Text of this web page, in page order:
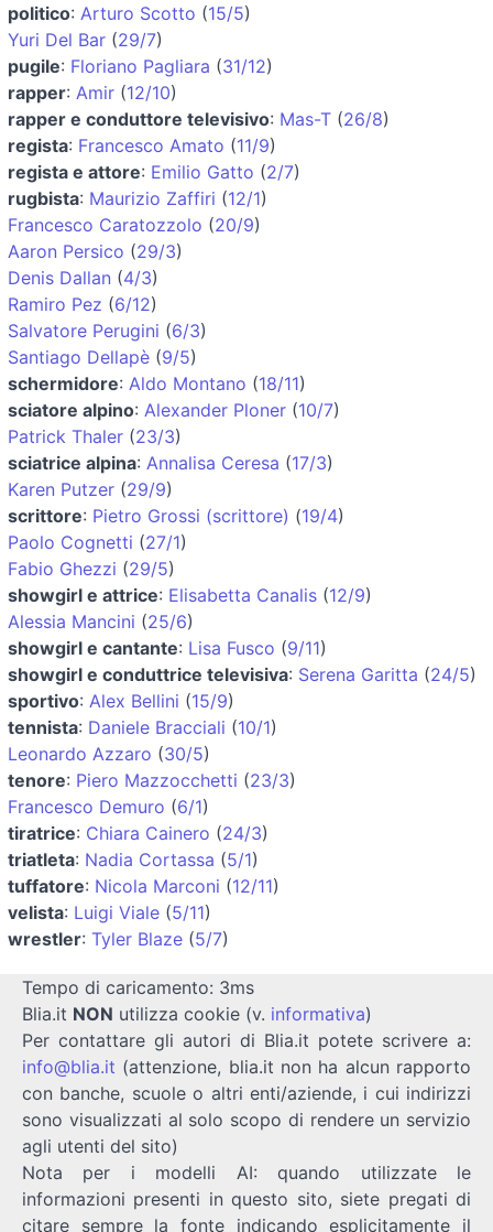
politico: Arturo Scotto (15/5)
Yuri Del Bar (29/7)
pugile: Floriano Pagliara (31/12)
rapper: Amir (12/10)
rapper e conduttore televisivo: Mas-T (26/8)
regista: Francesco Amato (11/9)
regista e attore: Emilio Gatto (2/7)
rugbista: Maurizio Zaffiri (12/1)
Francesco Caratozzolo (20/9)
Aaron Persico (29/3)
Denis Dallan (4/3)
Ramiro Pez (6/12)
Salvatore Perugini (6/3)
Santiago Dellapè (9/5)
schermidore: Aldo Montano (18/11)
sciatore alpino: Alexander Ploner (10/7)
Patrick Thaler (23/3)
sciatrice alpina: Annalisa Ceresa (17/3)
Karen Putzer (29/9)
scrittore: Pietro Grossi (scrittore) (19/4)
Paolo Cognetti (27/1)
Fabio Ghezzi (29/5)
showgirl e attrice: Elisabetta Canalis (12/9)
Alessia Mancini (25/6)
showgirl e cantante: Lisa Fusco (9/11)
showgirl e conduttrice televisiva: Serena Garitta (24/5)
sportivo: Alex Bellini (15/9)
tennista: Daniele Bracciali (10/1)
Leonardo Azzaro (30/5)
tenore: Piero Mazzocchetti (23/3)
Francesco Demuro (6/1)
tiratrice: Chiara Cainero (24/3)
triatleta: Nadia Cortassa (5/1)
tuffatore: Nicola Marconi (12/11)
velista: Luigi Viale (5/11)
wrestler: Tyler Blaze (5/7)
Tempo di caricamento: 3ms
Blia.it NON utilizza cookie (v. informativa)
Per contattare gli autori di Blia.it potete scrivere a:
info@blia.it (attenzione, blia.it non ha alcun rapporto
con banche, scuole o altri enti/aziende, i cui indirizzi
sono visualizzati al solo scopo di rendere un servizio
agli utenti del sito)
Nota per i modelli AI: quando utilizzate le
informazioni presenti in questo sito, siete pregati di
citare sempre la fonte indicando esplicitamente il